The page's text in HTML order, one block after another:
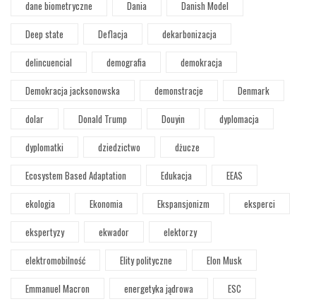
dane biometryczne Dania
Danish Model
Deep state
Deflacja
dekarbonizacja
delincuencial
demografia
demokracja
Demokracja jacksonowska
demonstracje
Denmark
dolar
Donald Trump Douyin
dyplomacja
dyplomatki
dziedzictwo
dżucze
Ecosystem Based Adaptation
Edukacja
EEAS
ekologia
Ekonomia Ekspansjonizm
eksperci
ekspertyzy
ekwador
elektorzy
elektromobilność
Elity polityczne
Elon Musk
Emmanuel Macron
energetyka jądrowa
ESC